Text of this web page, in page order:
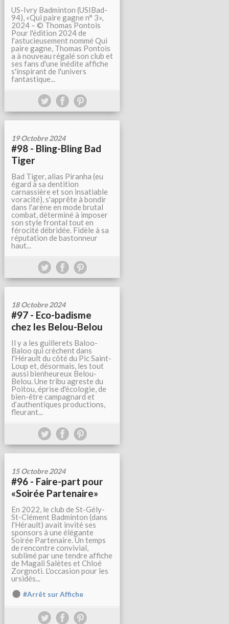
US-Ivry Badminton (USIBad-
94), «Qui paire gagne n° 3»,
2024 – © Thomas Pontois
Pour l'édition 2024 de
l'astucieusement nommé Qui
paire gagne, Thomas Pontois
a à nouveau régalé son club et
ses fans d'une inédite affiche
s'inspirant de l'univers
fantastique...
19 Octobre 2024
#98 - Bling-Bling Bad
Tiger
Bad Tiger, alias Piranha (eu
égard à sa dentition
carnassière et son insatiable
voracité), s'apprête à bondir
dans l'arène en mode brutal
combat, déterminé à imposer
son style frontal tout en
férocité débridée. Fidèle à sa
réputation de bastonneur
haut...
18 Octobre 2024
#97 - Eco-badisme
chez les Belou-Belou
Il y a les guillerets Baloo-
Baloo qui crèchent dans
l'Hérault du côté du Pic Saint-
Loup et, désormais, les tout
aussi bienheureux Belou-
Belou. Une tribu agreste du
Poitou, éprise d'écologie, de
bien-être campagnard et
d’authentiques productions,
fleurant...
15 Octobre 2024
#96 - Faire-part pour
«Soirée Partenaire»
En 2022, le club de St-Gély-
St-Clément Badminton (dans
l'Hérault) avait invité ses
sponsors à une élégante
Soirée Partenaire. Un temps
de rencontre convivial,
sublimé par une tendre affiche
de Magali Salètes et Chloé
Zorgnoti. L'occasion pour les
ursidés...
#Arrêt sur Affiche